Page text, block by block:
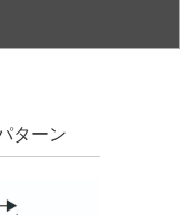
ターン